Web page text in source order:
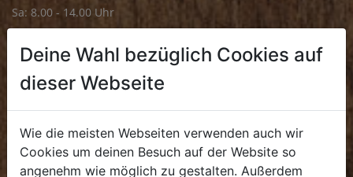
Sa: 8.00 - 14.00 Uhr
Mo - Fr: 8.00 - 16.00 Uhr
. +43 7272 4859 70
Deine Wahl bezüglich Cookies auf
dieser Webseite
Wie die meisten Webseiten verwenden auch wir
Cookies um deinen Besuch auf der Website so
angenehm wie möglich zu gestalten. Außerdem